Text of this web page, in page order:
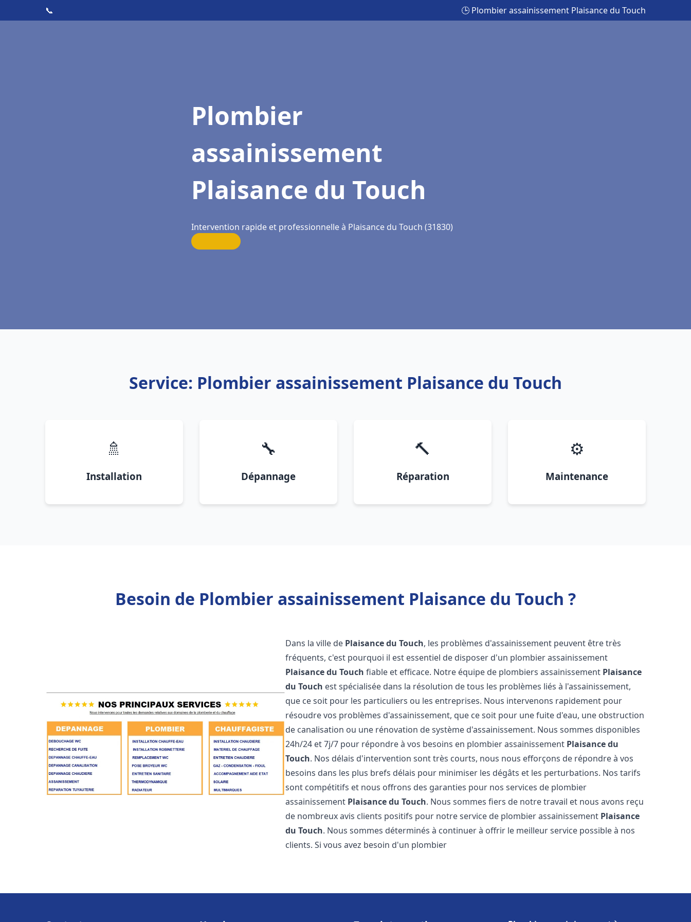
📞 🕒 Plombier assainissement Plaisance du Touch
Plombier
assainissement
Plaisance du Touch
Intervention rapide et professionnelle à Plaisance du Touch (31830)
Service: Plombier assainissement Plaisance du Touch
🚿
Installation
🔧
Dépannage
🔨
Réparation
⚙️
Maintenance
Besoin de Plombier assainissement Plaisance du Touch ?
Dans la ville de Plaisance du Touch, les problèmes d'assainissement peuvent être très
fréquents, c'est pourquoi il est essentiel de disposer d'un plombier assainissement
Plaisance du Touch fiable et efficace. Notre équipe de plombiers assainissement Plaisance
du Touch est spécialisée dans la résolution de tous les problèmes liés à l'assainissement,
que ce soit pour les particuliers ou les entreprises. Nous intervenons rapidement pour
résoudre vos problèmes d'assainissement, que ce soit pour une fuite d'eau, une obstruction
de canalisation ou une rénovation de système d'assainissement. Nous sommes disponibles
24h/24 et 7j/7 pour répondre à vos besoins en plombier assainissement Plaisance du
Touch. Nos délais d'intervention sont très courts, nous nous efforçons de répondre à vos
besoins dans les plus brefs délais pour minimiser les dégâts et les perturbations. Nos tarifs
sont compétitifs et nous offrons des garanties pour nos services de plombier
assainissement Plaisance du Touch. Nous sommes fiers de notre travail et nous avons reçu
de nombreux avis clients positifs pour notre service de plombier assainissement Plaisance
du Touch. Nous sommes déterminés à continuer à offrir le meilleur service possible à nos
clients. Si vous avez besoin d'un plombier